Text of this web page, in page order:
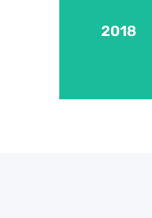
2018
2018